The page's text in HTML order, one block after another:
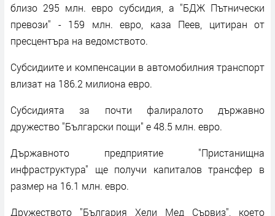
близо 295 млн. евро субсидия, а "БДЖ Пътнически
превози" - 159 млн. евро, каза Пеев, цитиран от
пресцентъра на ведомството.
Субсидиите и компенсации в автомобилния транспорт
влизат на 186.2 милиона евро.
Субсидията за почти фалиралото държавно
дружество "Български пощи" е 48.5 млн. евро.
Държавното предприятие "Пристанищна
инфраструктура" ще получи капиталов трансфер в
размер на 16.1 млн. евро.
Дружеството "България Хели Мед Сървиз", което